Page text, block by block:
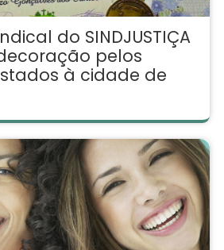
do SINDJUSTIÇA
pelos
à cidade de